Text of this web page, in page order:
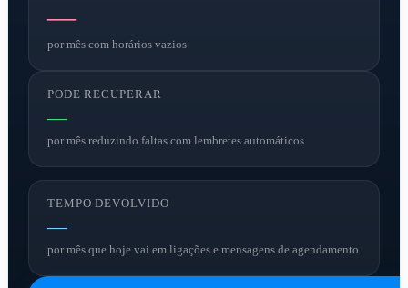
—
por mês com horários vazios
PODE RECUPERAR
—
por mês reduzindo faltas com lembretes automáticos
TEMPO DEVOLVIDO
—
por mês que hoje vai em ligações e mensagens de agendamento